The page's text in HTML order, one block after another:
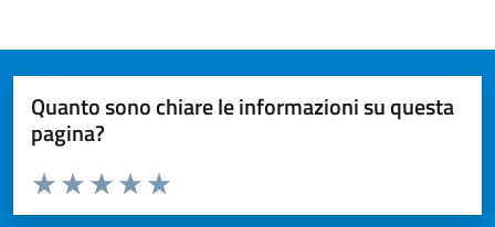
Quanto sono chiare le informazioni su questa
pagina?
Valuta da 1 a 5 stelle la pagina
Valuta 5 stelle su 5
Valuta 4 stelle su 5
Valuta 3 stelle su 5
Valuta 2 stelle su 5
Valuta 1 stelle su 5